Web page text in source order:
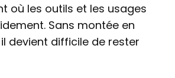
où les outils et les usages
Sans montée en
devient difficile de rester